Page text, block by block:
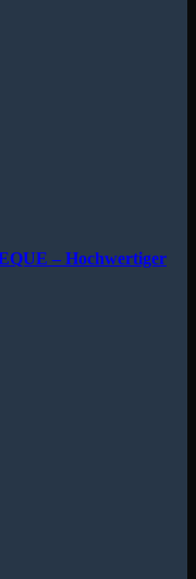
– Hochwertiger